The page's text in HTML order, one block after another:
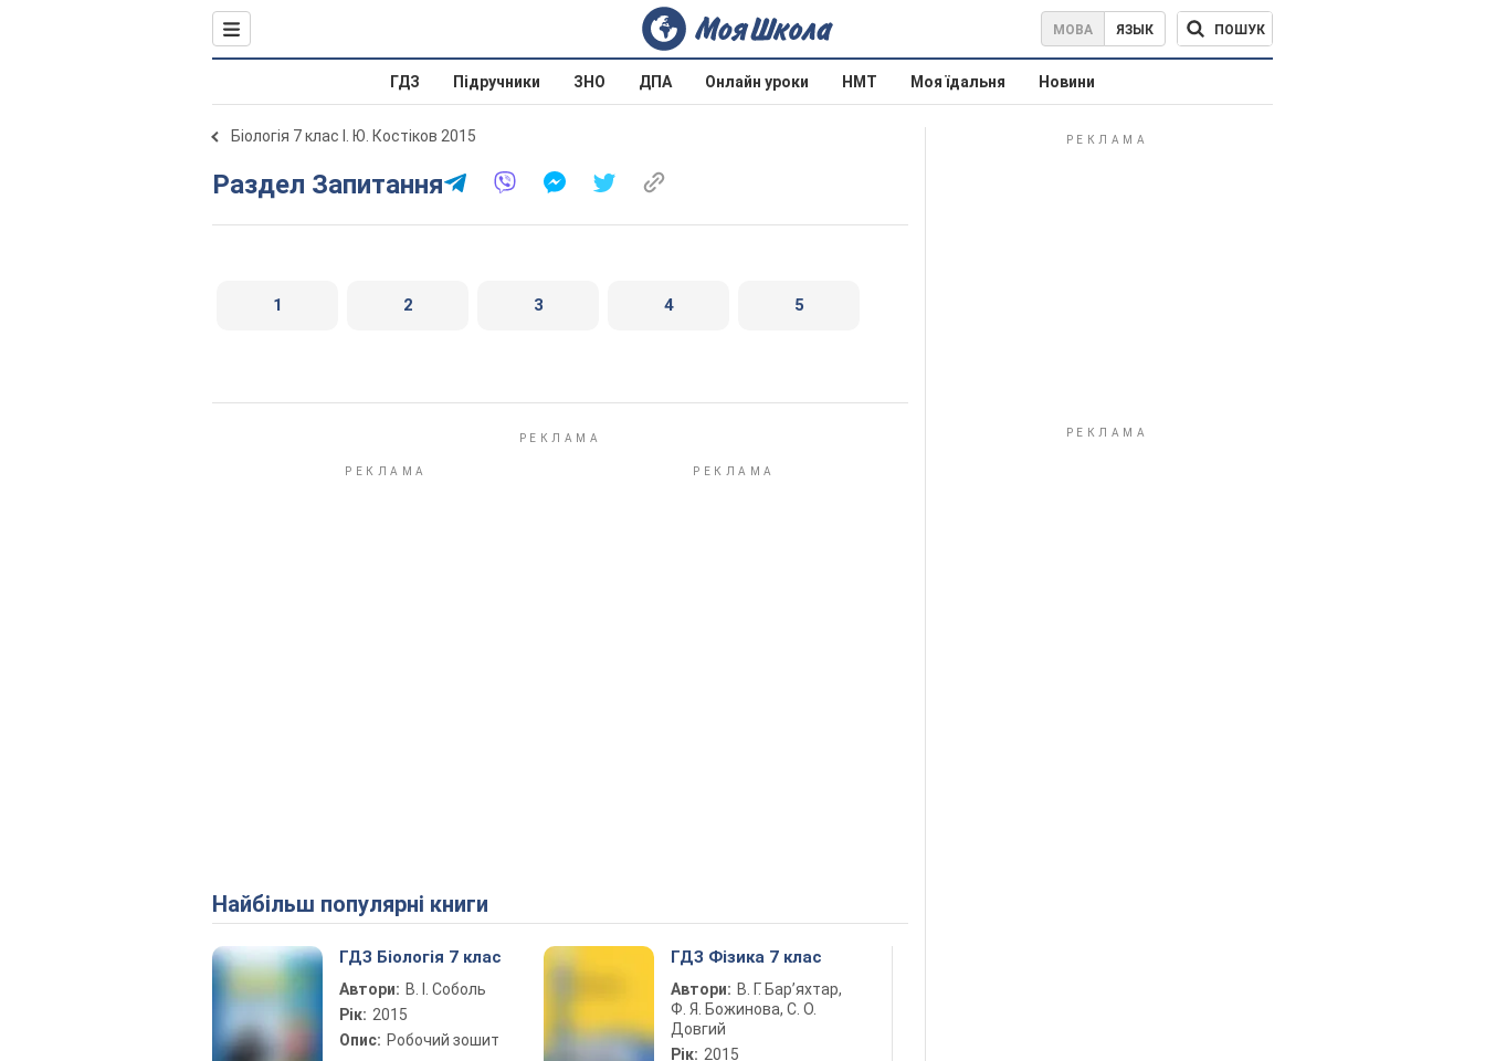
МОВА ЯЗЫК ПОШУК
ГДЗ Підручники ЗНО ДПА Онлайн уроки НМТ Моя їдальня Новини
Біологія 7 клас І. Ю. Костіков 2015
Раздел Запитання
1 2 3 4 5
Найбільш популярні книги
ГДЗ Біологія 7 клас
Автори: В. І. Соболь
Рік: 2015
Опис: Робочий зошит
ГДЗ Фізика 7 клас
Автори: В. Г. Бар’яхтар,
Ф. Я. Божинова, С. О.
Довгий
Рік: 2015